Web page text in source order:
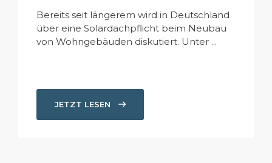
Bereits seit längerem wird in Deutschland
über eine Solardachpflicht beim Neubau
von Wohngebäuden diskutiert. Unter ...
JETZT LESEN